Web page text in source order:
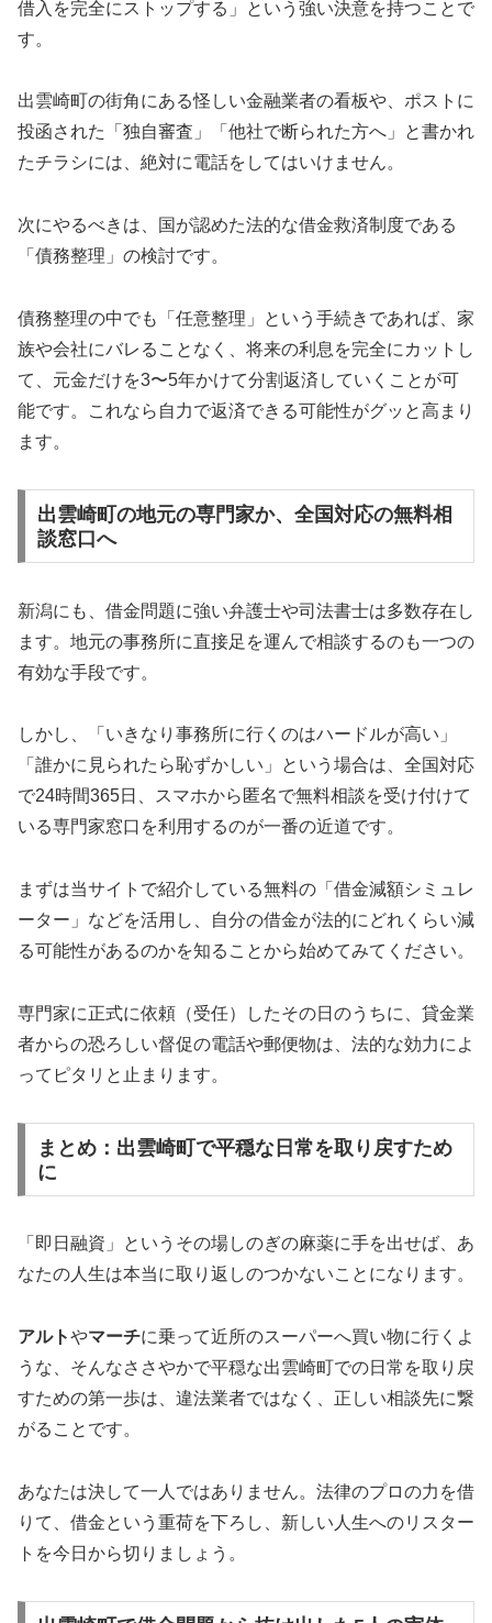
借入を完全にストップする」という強い決意を持つことで
す。
出雲崎町の街角にある怪しい金融業者の看板や、ポストに
投函された「独自審査」「他社で断られた方へ」と書かれ
たチラシには、絶対に電話をしてはいけません。
次にやるべきは、国が認めた法的な借金救済制度である
「債務整理」の検討です。
債務整理の中でも「任意整理」という手続きであれば、家
族や会社にバレることなく、将来の利息を完全にカットし
て、元金だけを3〜5年かけて分割返済していくことが可
能です。これなら自力で返済できる可能性がグッと高まり
ます。
出雲崎町の地元の専門家か、全国対応の無料相
談窓口へ
新潟にも、借金問題に強い弁護士や司法書士は多数存在し
ます。地元の事務所に直接足を運んで相談するのも一つの
有効な手段です。
しかし、「いきなり事務所に行くのはハードルが高い」
「誰かに見られたら恥ずかしい」という場合は、全国対応
で24時間365日、スマホから匿名で無料相談を受け付けて
いる専門家窓口を利用するのが一番の近道です。
まずは当サイトで紹介している無料の「借金減額シミュレ
ーター」などを活用し、自分の借金が法的にどれくらい減
る可能性があるのかを知ることから始めてみてください。
専門家に正式に依頼（受任）したその日のうちに、貸金業
者からの恐ろしい督促の電話や郵便物は、法的な効力によ
ってピタリと止まります。
まとめ：出雲崎町で平穏な日常を取り戻すため
に
「即日融資」というその場しのぎの麻薬に手を出せば、あ
なたの人生は本当に取り返しのつかないことになります。
アルトやマーチに乗って近所のスーパーへ買い物に行くよ
うな、そんなささやかで平穏な出雲崎町での日常を取り戻
すための第一歩は、違法業者ではなく、正しい相談先に繋
がることです。
あなたは決して一人ではありません。法律のプロの力を借
りて、借金という重荷を下ろし、新しい人生へのリスター
トを今日から切りましょう。